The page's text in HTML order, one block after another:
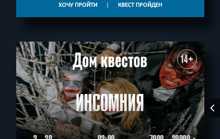
ХОЧУ ПРОЙТИ | КВЕСТ ПРОЙДЕН
14+
ИНСОМНИЯ